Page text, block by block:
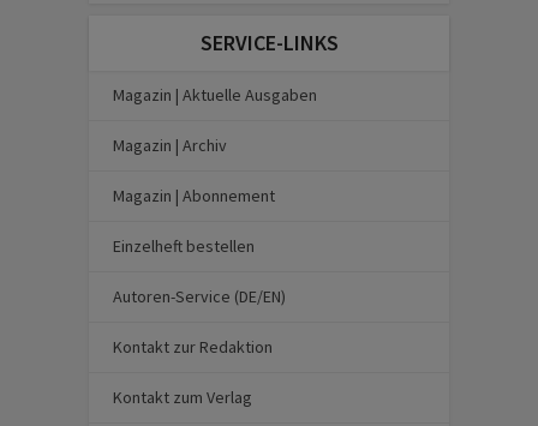
SERVICE-LINKS
Magazin | Aktuelle Ausgaben
Magazin | Archiv
Magazin | Abonnement
Einzelheft bestellen
Autoren-Service (DE/EN)
Kontakt zur Redaktion
Kontakt zum Verlag